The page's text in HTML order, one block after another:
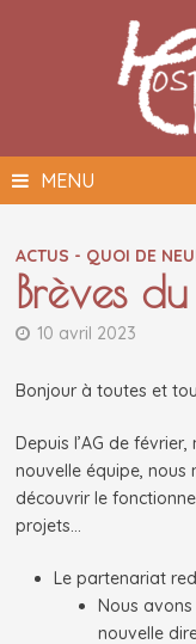
MENU
ACTUS - QUOI DE
Brèves
10 avril 2023
Bonjour à toutes et
Depuis l’AG de
nouvelle équipe, nous
découvrir le
projets…
Le partenariat
Nous avons
nouvelle